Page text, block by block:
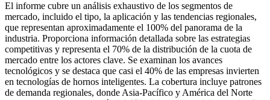
El informe cubre un análisis exhaustivo de los segmentos de
mercado, incluido el tipo, la aplicación y las tendencias regionales,
que representan aproximadamente el 100% del panorama de la
industria. Proporciona información detallada sobre las estrategias
competitivas y representa el 70% de la distribución de la cuota de
mercado entre los actores clave. Se examinan los avances
tecnológicos y se destaca que casi el 40% de las empresas invierten
en tecnologías de hornos inteligentes. La cobertura incluye patrones
de demanda regionales, donde Asia-Pacífico y América del Norte